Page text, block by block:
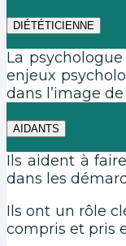
DIÉTÉTICIENNE
La
enjeux
dans l’image de
AIDANTS
Ils aident à
dans les
Ils ont un rôle
compris et pris